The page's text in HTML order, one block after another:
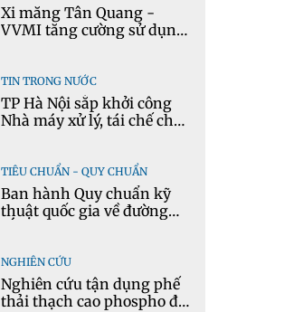
Xi măng Tân Quang -
VVMI tăng cường sử dụng
TIN TRONG NƯỚC
TP Hà Nội sắp khởi công
Nhà máy xử lý, tái chế chất
TIÊU CHUẨN - QUY CHUẨN
Ban hành Quy chuẩn kỹ
thuật quốc gia về đường
NGHIÊN CỨU
Nghiên cứu tận dụng phế
thải thạch cao phospho để